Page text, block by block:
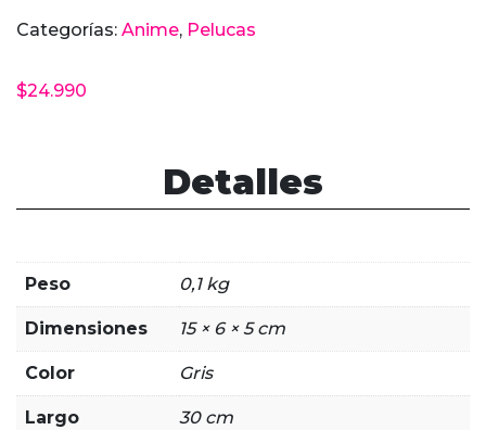
$24.990
-
cantidad
Categorías: Anime, Pelucas
Detalles
Peso 0,1 kg
Dimensiones 15 × 6 × 5 cm
Color Gris
Largo 30 cm